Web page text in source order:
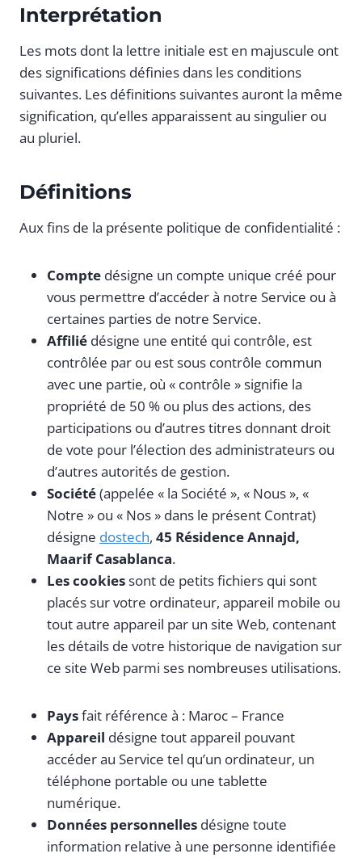
Interprétation
Les mots dont la lettre initiale est en majuscule ont
des significations définies dans les conditions
suivantes. Les définitions suivantes auront la même
signification, qu’elles apparaissent au singulier ou
au pluriel.
Définitions
Aux fins de la présente politique de confidentialité :
Compte désigne un compte unique créé pour
vous permettre d’accéder à notre Service ou à
certaines parties de notre Service.
Affilié désigne une entité qui contrôle, est
contrôlée par ou est sous contrôle commun
avec une partie, où « contrôle » signifie la
propriété de 50 % ou plus des actions, des
participations ou d’autres titres donnant droit
de vote pour l’élection des administrateurs ou
d’autres autorités de gestion.
Société(appelée « la Société », « Nous », «
Notre » ou « Nos » dans le présent Contrat)
désigne dostech, 45 Résidence Annajd,
Maarif Casablanca.
Les cookiessont de petits fichiers qui sont
placés sur votre ordinateur, appareil mobile ou
tout autre appareil par un site Web, contenant
les détails de votre historique de navigation sur
ce site Web parmi ses nombreuses utilisations.
Paysfait référence à : Maroc – France
Appareil désigne tout appareil pouvant
accéder au Service tel qu’un ordinateur, un
téléphone portable ou une tablette
numérique.
Données personnelles désigne toute
information relative à une personne identifiée